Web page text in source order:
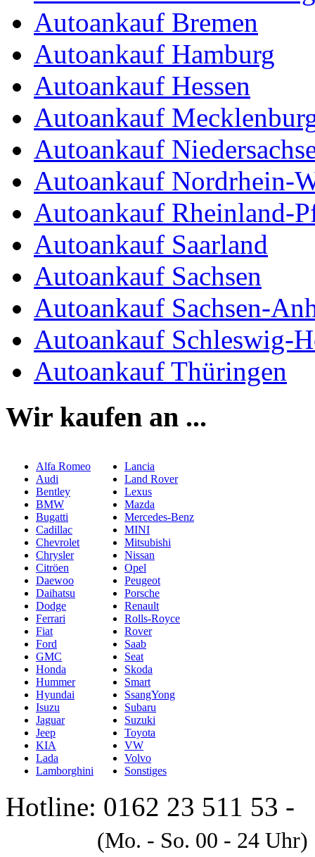
Autoankauf Bremen
Autoankauf Hamburg
Autoankauf Hessen
Autoankauf
Autoankauf
Autoankauf Nordrhein-
Autoankauf Rheinland-
Autoankauf Saarland
Autoankauf Sachsen
Autoankauf Sachsen-
Autoankauf Schleswig-
Autoankauf Thüringen
Wir kaufen an ...
Alfa Romeo
Audi
Bentley
BMW
Bugatti
Cadillac
Chevrolet
Chrysler
Citröen
Daewoo
Daihatsu
Dodge
Ferrari
Fiat
Ford
GMC
Honda
Hummer
Hyundai
Isuzu
Jaguar
Jeep
KIA
Lada
Lamborghini
Lancia
Land Rover
Lexus
Mazda
Mercedes-Benz
MINI
Mitsubishi
Nissan
Opel
Peugeot
Porsche
Renault
Rolls-Royce
Rover
Saab
Seat
Skoda
Smart
SsangYong
Subaru
Suzuki
Toyota
VW
Volvo
Sonstiges
Hotline: 0162 23 511 53 -
(Mo. - So. 00 - 24 Uhr)